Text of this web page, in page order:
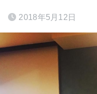
2018年5月12日